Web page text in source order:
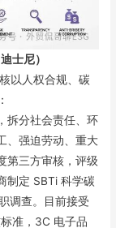
士尼）
以人权合规、碳
拆分社会责任、环
、强迫劳动、重大
第三方审核，评级
制定 SBTi 科学碳
调查。目前接受
准，3C 电子品